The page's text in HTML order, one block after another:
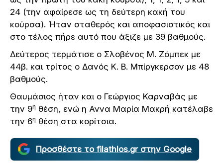
24 (την αφαίρεσε ως τη δεύτερη κακή του
κούρσα). Ήταν σταθερός και αποφασιστικός και
στο τέλος πήρε αυτό που άξιζε με 39 βαθμούς.
Δεύτερος τερμάτισε ο Σλοβένος Μ. Ζόμπεκ με
44β. και τρίτος ο Δανός Κ. Β. Μπίργκερσον με 48
βαθμούς.
Θαυμάσιος ήταν και ο Γεώργιος Καρναβάς με
την 9η θέση, ενώ η Αννα Μαρία Μακρή κατέλαβε
την 6η θέση στα κορίτσια.
Προσθέστε το filathlos.gr στην Google